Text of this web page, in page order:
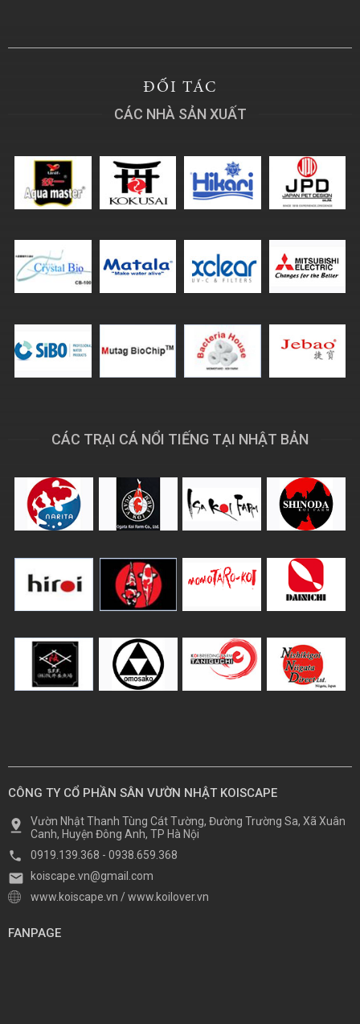
ĐỐI TÁC
CÁC NHÀ SẢN XUẤT
CÁC TRẠI CÁ NỔI TIẾNG TẠI NHẬT BẢN
CÔNG TY CỔ PHẦN SÂN VƯỜN NHẬT KOISCAPE
Vườn Nhật Thanh Tùng Cát Tường, Đường Trường Sa, Xã Xuân
Canh, Huyện Đông Anh, TP Hà Nội
0919.139.368 - 0938.659.368
koiscape.vn@gmail.com
www.koiscape.vn /www.koilover.vn
FANPAGE